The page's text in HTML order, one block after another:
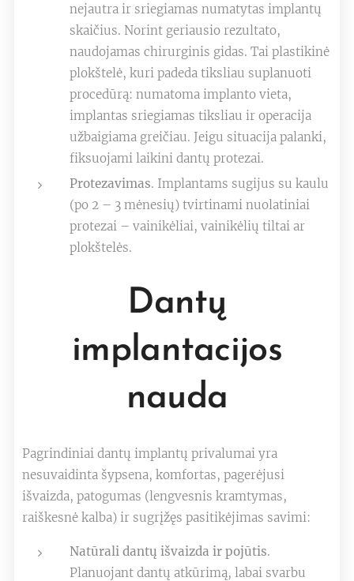
nejautra ir sriegiamas numatytas implantų
skaičius. Norint geriausio rezultato,
naudojamas chirurginis gidas. Tai plastikinė
plokštelė, kuri padeda tiksliau suplanuoti
procedūrą: numatoma implanto vieta,
implantas sriegiamas tiksliau ir operacija
užbaigiama greičiau. Jeigu situacija palanki,
fiksuojami laikini dantų protezai.
Protezavimas. Implantams sugijus su kaulu
(po 2 – 3 mėnesių) tvirtinami nuolatiniai
protezai – vainikėliai, vainikėlių tiltai ar
plokštelės.
Dantų
implantacijos
nauda
Pagrindiniai dantų implantų privalumai yra
nesuvaidinta šypsena, komfortas, pagerėjusi
išvaizda, patogumas (lengvesnis kramtymas,
raiškesnė kalba) ir sugrįžęs pasitikėjimas savimi:
Natūrali dantų išvaizda ir pojūtis.
Planuojant dantų atkūrimą, labai svarbu